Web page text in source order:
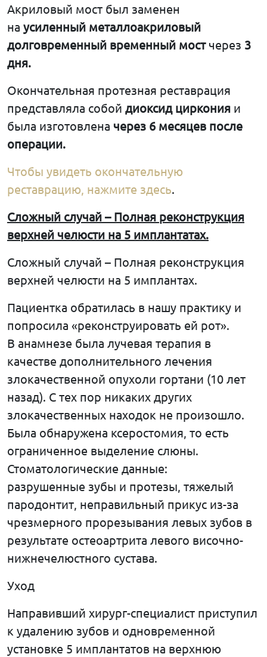
Акриловый мост был заменен
на усиленный металлоакриловый
долговременный временный мостчерез 3
дня.
Окончательная протезная реставрация
представляла собой диоксид циркония и
была изготовлена через 6 месяцев после
операции.
Чтобы увидеть окончательную
реставрацию, нажмите здесь.
Сложный случай – Полная реконструкция
верхней челюсти на 5 имплантатах.
Сложный случай – Полная реконструкция
верхней челюсти на 5 имплантах.
Пациентка обратилась в нашу практику и
попросила «реконструировать ей рот».
В анамнезе была лучевая терапия в
качестве дополнительного лечения
злокачественной опухоли гортани (10 лет
назад). С тех пор никаких других
злокачественных находок не произошло.
Была обнаружена ксеростомия, то есть
ограниченное выделение слюны.
Стоматологические данные:
разрушенные зубы и протезы, тяжелый
пародонтит, неправильный прикус из-за
чрезмерного прорезывания левых зубов в
результате остеоартрита левого височно-
нижнечелюстного сустава.
Уход
Направивший хирург-специалист приступил
к удалению зубов и одновременной
установке 5 имплантатов на верхнюю